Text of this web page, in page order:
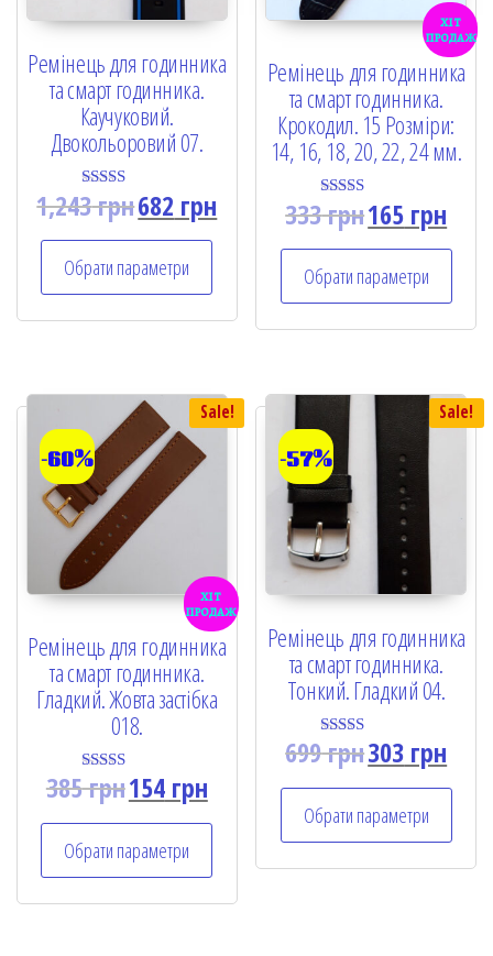
Ремінець для годинника
та смарт годинника.
Каучуковий.
Двокольоровий 07.
Rated
5.00
1,243грн682 грн
Обрати параметри
хіт
продаж
Ремінець для годинника
та смарт годинника.
Крокодил. 15 Розміри:
14, 16, 18, 20, 22, 24 мм.
Rated
5.00
333грн165 грн
Обрати параметри
Sale!
-60%
хіт
продаж
Ремінець для годинника
та смарт годинника.
Гладкий. Жовта застібка
018.
Rated
5.00
385грн154грн
Обрати параметри
Sale!
-57%
Ремінець для годинника
та смарт годинника.
Тонкий. Гладкий 04.
Rated
5.00
699грн303 грн
Обрати параметри